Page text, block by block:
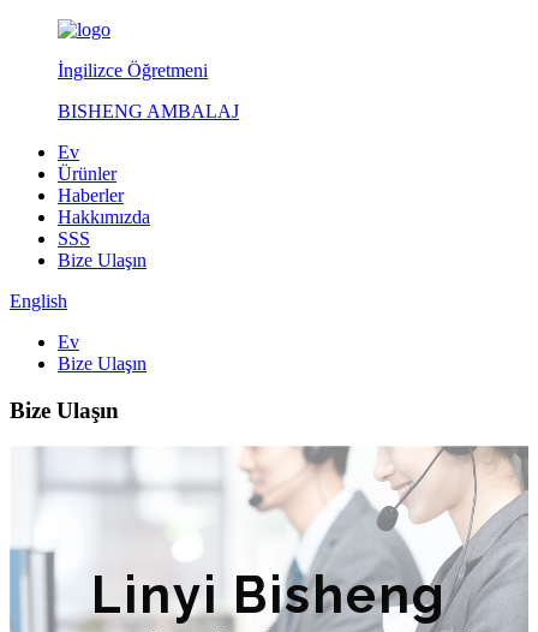
İngilizce Öğretmeni
BISHENG AMBALAJ
Ev
Ürünler
Haberler
Hakkımızda
SSS
Bize Ulaşın
English
Ev
Bize Ulaşın
Bize Ulaşın
Linyi Bisheng